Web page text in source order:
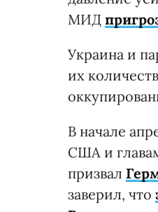
МИД
Украина и
их
В начале
США и
призвал
заверил, что